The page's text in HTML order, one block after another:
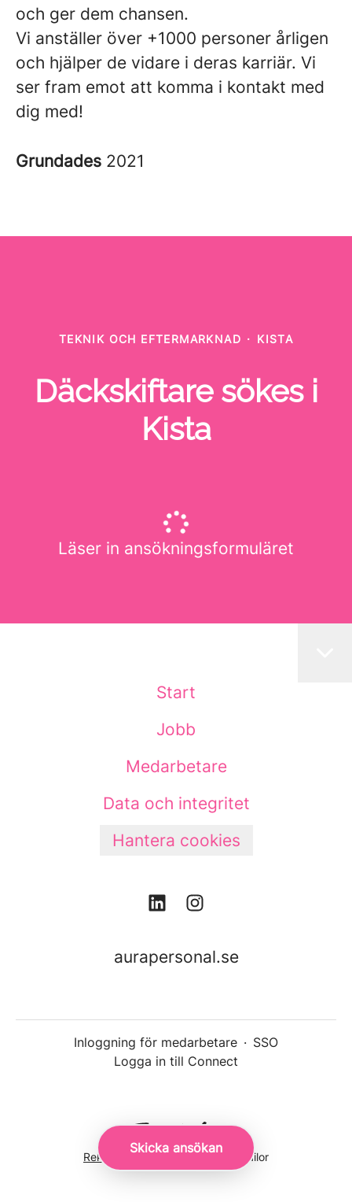
och ger dem chansen.
Vi anställer över +1000 personer årligen
och hjälper de vidare i deras karriär. Vi
ser fram emot att komma i kontakt med
dig med!
Grundades 2021
Skicka ansökan
TEKNIK OCH EFTERMARKNAD · KISTA
Däckskiftare sökes i
Kista
Läser in ansökningsformuläret
Start
Jobb
Medarbetare
Data och integritet
Hantera cookies
aurapersonal.se
Inloggning för medarbetare · SSO
Logga in till Connect
Rekryteringsverktygfrån Teamtailor